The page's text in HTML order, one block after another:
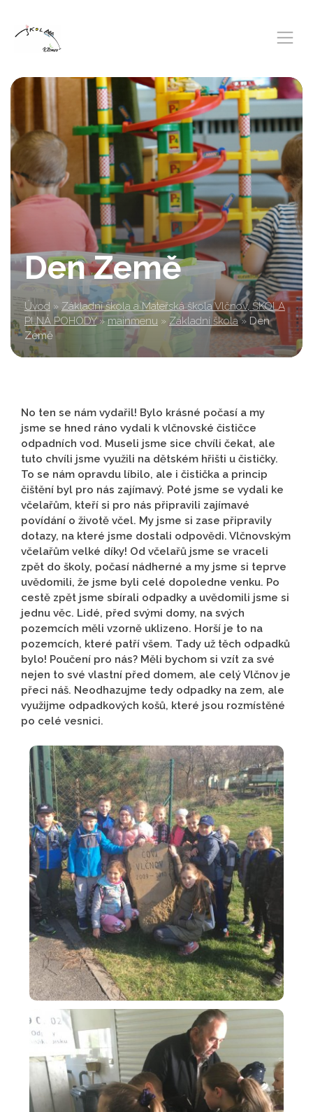
Den Země
Úvod » Základní škola a Mateřská škola Vlčnov, ŠKOLA
PLNÁ POHODY » mainmenu » Základní škola » Den
Země
No ten se nám vydařil! Bylo krásné počasí a my
jsme se hned ráno vydali k vlčnovské čističce
odpadních vod. Museli jsme sice chvíli čekat, ale
tuto chvíli jsme využili na dětském hřišti u čističky.
To se nám opravdu líbilo, ale i čistička a princip
čištění byl pro nás zajímavý. Poté jsme se vydali ke
včelařům, kteří si pro nás připravili zajímavé
povídání o životě včel. My jsme si zase připravily
dotazy, na které jsme dostali odpovědi. Vlčnovským
včelařům velké díky! Od včelařů jsme se vraceli
zpět do školy, počasí nádherné a my jsme si teprve
uvědomili, že jsme byli celé dopoledne venku. Po
cestě zpět jsme sbírali odpadky a uvědomili jsme si
jednu věc. Lidé, před svými domy, na svých
pozemcích měli vzorně uklizeno. Horší je to na
pozemcích, které patří všem. Tady už těch odpadků
bylo! Poučení pro nás? Měli bychom si vzít za své
nejen to své vlastní před domem, ale celý Vlčnov je
přeci náš. Neodhazujme tedy odpadky na zem, ale
využijme odpadkových košů, které jsou rozmístěné
po celé vesnici.